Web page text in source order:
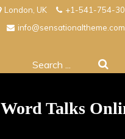
London, UK
+1-541-754-
info@sensationaltheme.com
Search
Word Talks